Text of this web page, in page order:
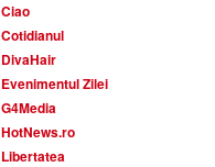
Ciao
Cotidianul
DivaHair
Evenimentul Zilei
G4Media
HotNews.ro
Libertatea